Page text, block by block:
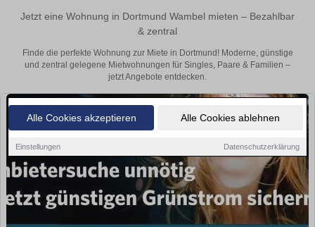
Alle Cookies akzeptieren Alle Cookies ablehnen
Einstellungen Datenschutzerklärung
Jetzt eine Wohnung in Dortmund Wambel mieten – Bezahlbar
& zentral
Finde die perfekte Wohnung zur Miete in Dortmund! Moderne, günstige
und zentral gelegene Mietwohnungen für Singles, Paare & Familien –
jetzt Angebote entdecken.